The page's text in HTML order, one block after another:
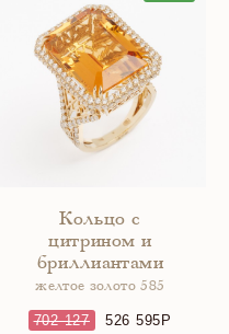
Кольцо с
цитрином и
бриллиантами
желтое золото 585
702 127 526 595